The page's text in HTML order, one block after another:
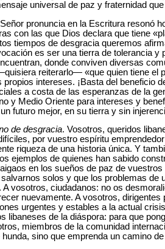
universal de paz y fraternidad
pronuncia en la Escritura resonó
con las que Dios declara que tiene
tiempos de desgracia queremos
es ser una tierra de tolerancia
donde conviven diversas
reiterarlo― «que quien tiene el
propios intereses. ¡Basta del beneficio
a costa de las esperanzas de la
y Medio Oriente para intereses y
futuro mejor, en su tierra y sin
de desgracia. Vosotros, queridos
por vuestro espíritu
riqueza de una historia única. Y
ejemplos de quienes han sabido
en los sueños de paz de
solos y que los problemas
vosotros, ciudadanos: no os
nuevamente. A vosotros,
urgentes y estables a la actual
libaneses de la diáspora: para que
miembros de la comunidad
sino que emprenda un camino